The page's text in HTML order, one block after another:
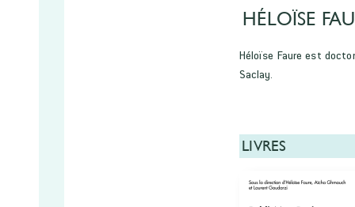
HÉLOÏSE
Héloïse Faure est
Saclay.
LIVRES